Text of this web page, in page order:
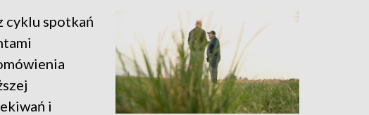
cyklu spotkań
i